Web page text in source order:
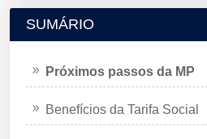
SUMÁRIO
Próximos passos da MP
Benefícios da Tarifa Social